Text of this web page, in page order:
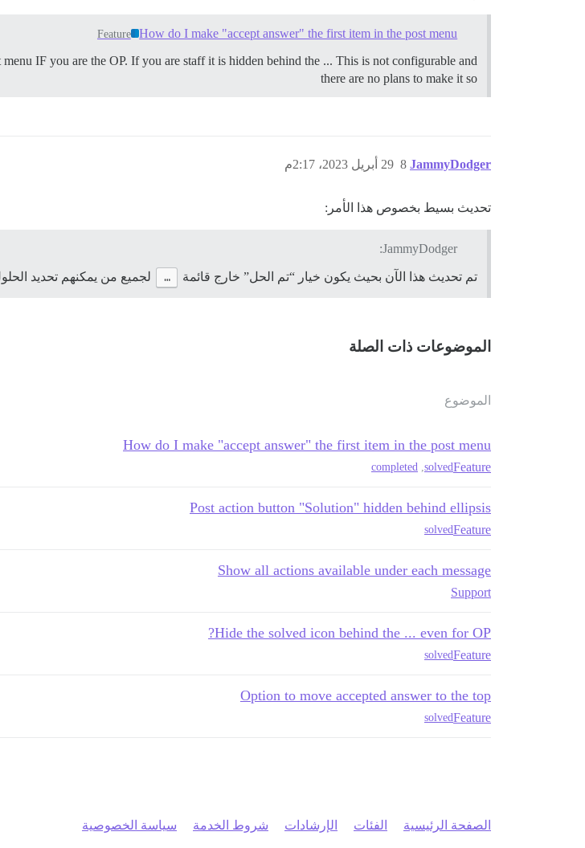
How do I make "accept answer" the first item in the post menu
Feature
IF you are the OP. If you are staff it is hidden behind the ... This is not configurable and
there are no plans to make it so
JammyDodger 29 أبريل 2023، 2:17م 8
تحديث بسيط بخصوص هذا الأمر:
JammyDodger:
تم تحديث هذا الآن بحيث يكون خيار “تم الحل” خارج قائمة … لجميع من يمكنهم تحديد
الموضوعات ذات الصلة
الموضوع
How do I make "accept answer" the first item in the post menu
Feature
solved
,
completed
Post action button "Solution" hidden behind ellipsis
Feature
solved
Show all actions available under each message
Support
Hide the solved icon behind the ... even for OP?
Feature
solved
Option to move accepted answer to the top
Feature
solved
الصفحة الرئيسية الفئات الإرشادات شروط الخدمة سياسة الخصوصية